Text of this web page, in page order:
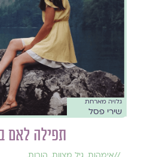
גלויה מארחת
שירי פסל
תפילה לאם